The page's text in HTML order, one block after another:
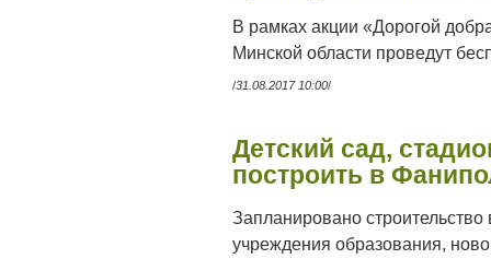
В рамках акции «Дорогой
Минской области проведут
/31.08.2017 10:00/
Детский сад,
построить в
Запланировано
учреждения образования,